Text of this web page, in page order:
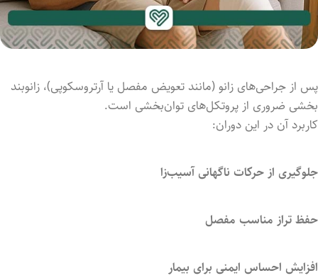
پس از جراحی‌های زانو (مانند تعویض مفصل یا آرتروسکوپی)، زانوبند
بخشی ضروری از پروتکل‌های توان‌بخشی است.
کاربرد آن در این دوران:
جلوگیری ازحرکات ناگهانیآسیب‌زا
حفظتراز مناسب مفصل
افزایش احساس ایمنی برای بیمار